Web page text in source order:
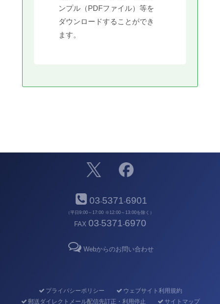
ンプル（PDFファイル）等を
ダウンロードすることができ
ます。
03-5371-6901
（平日9:00～17:00 ※12:00～13:00を除く）
FAX 03-5371-6970
Webからのお問い合わせ
プライバシーポリシー
ウェブサイト利用規約
郵送ダイレクトメール配信先訂正・利用停止
サイトマップ